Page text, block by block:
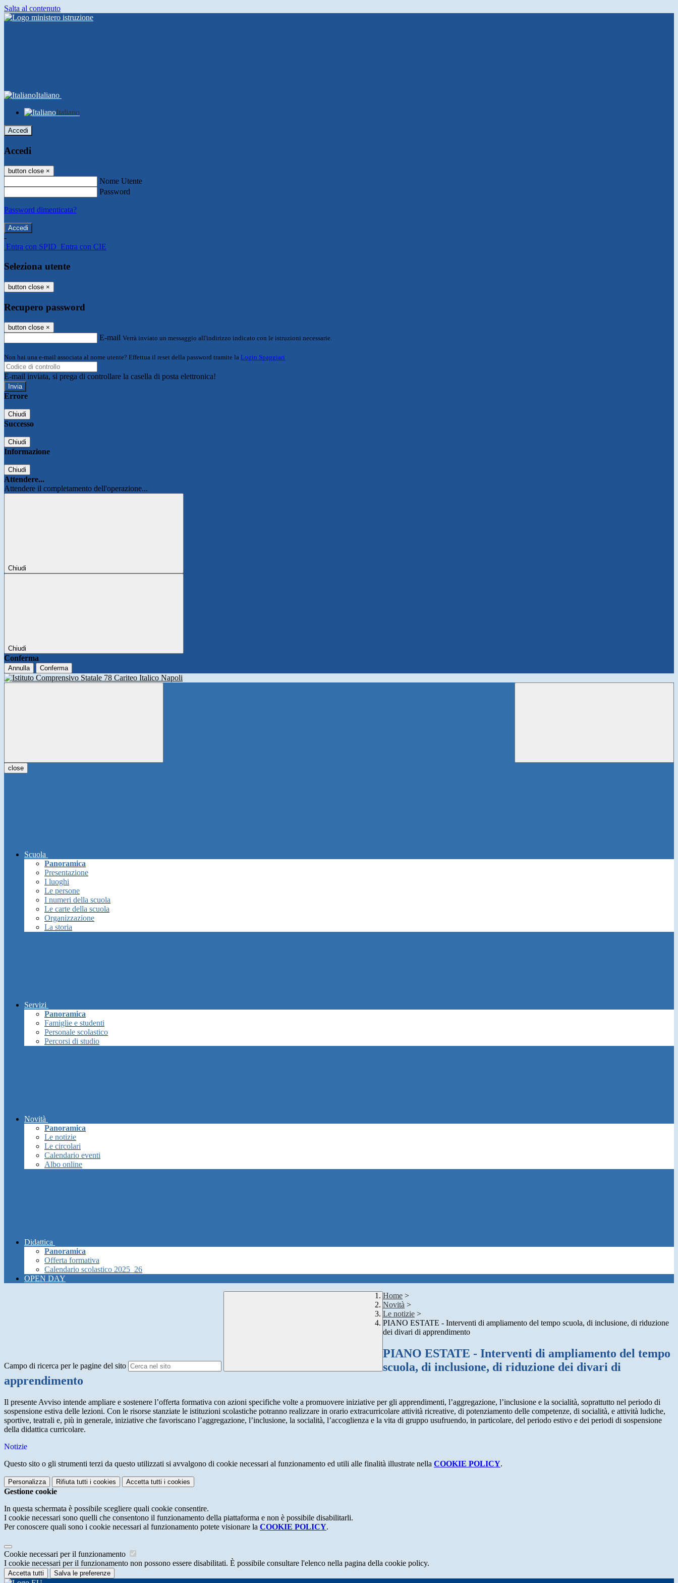
Salta al contenuto
Italiano
Italiano
Accedi
Accedi
button close ×
Nome Utente
Password
Password dimenticata?
-
Entra con SPID Entra con CIE
Seleziona utente
button close ×
Recupero password
button close ×
E-mail Verrà inviato un messaggio all'indirizzo indicato con le istruzioni necessarie.
Non hai una e-mail associata al nome utente? Effettua il reset della password tramite la Login Spaggiari
E-mail inviata, si prega di controllare la casella di posta elettronica!
Errore
Chiudi
Successo
Chiudi
Informazione
Chiudi
Attendere...
Attendere il completamento dell'operazione...
Chiudi
Chiudi
Conferma
Annulla Conferma
close
Scuola
Panoramica
Presentazione
I luoghi
Le persone
I numeri della scuola
Le carte della scuola
Organizzazione
La storia
Servizi
Panoramica
Famiglie e studenti
Personale scolastico
Percorsi di studio
Novità
Panoramica
Le notizie
Le circolari
Calendario eventi
Albo online
Didattica
Panoramica
Offerta formativa
Calendario scolastico 2025_26
OPEN DAY
Campo di ricerca per le pagine del sito
Home >
Novità >
Le notizie >
PIANO ESTATE - Interventi di ampliamento del tempo scuola, di inclusione, di riduzione
dei divari di apprendimento
PIANO ESTATE - Interventi di ampliamento del tempo
scuola, di inclusione, di riduzione dei divari di
apprendimento
Il presente Avviso intende ampliare e sostenere l’offerta formativa con azioni specifiche volte a promuovere iniziative per gli apprendimenti, l’aggregazione, l’inclusione e la socialità, soprattutto nel periodo di
sospensione estiva delle lezioni. Con le risorse stanziate le istituzioni scolastiche potranno realizzare in orario extracurricolare attività ricreative, di potenziamento delle competenze, di socialità, e attività ludiche,
sportive, teatrali e, più in generale, iniziative che favoriscano l’aggregazione, l’inclusione, la socialità, l’accoglienza e la vita di gruppo usufruendo, in particolare, del periodo estivo e dei periodi di sospensione
della didattica curricolare.
Notizie
Questo sito o gli strumenti terzi da questo utilizzati si avvalgono di cookie necessari al funzionamento ed utili alle finalità illustrate nella COOKIE POLICY.
Personalizza Rifiuta tutti i cookies Accetta tutti i cookies
Gestione cookie
In questa schermata è possibile scegliere quali cookie consentire.
I cookie necessari sono quelli che consentono il funzionamento della piattaforma e non è possibile disabilitarli.
Per conoscere quali sono i cookie necessari al funzionamento potete visionare la COOKIE POLICY.
Cookie necessari per il funzionamento
I cookie necessari per il funzionamento non possono essere disabilitati. È possibile consultare l'elenco nella pagina della cookie policy.
Accetta tutti Salva le preferenze